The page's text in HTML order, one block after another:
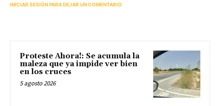
INICIAR SESIÓN PARA DEJAR UN COMENTARIO
Proteste Ahora!: Se acumula la
maleza que ya impide ver bien
en los cruces
5 agosto 2026